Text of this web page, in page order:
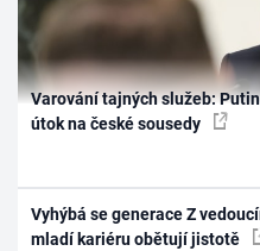
Varování tajných služeb:
útok na české sousedy
Vyhýbá se generace Z
mladí kariéru obětují jistotě